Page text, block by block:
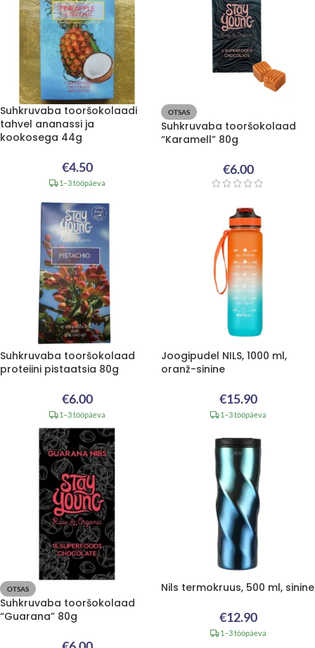
Suhkruvaba tooršokolaadi
tahvel ananassi ja
kookosega 44g
€4.50
1–3 tööpäeva
OTSAS
Suhkruvaba tooršokolaad
“Karamell” 80g
€6.00
Suhkruvaba tooršokolaad
proteiini pistaatsia 80g
€6.00
1–3 tööpäeva
Joogipudel NILS, 1000 ml,
oranž-sinine
€15.90
1–3 tööpäeva
OTSAS
Suhkruvaba tooršokolaad
“Guarana” 80g
Nils termokruus, 500 ml, sinine
€12.90
1–3 tööpäeva